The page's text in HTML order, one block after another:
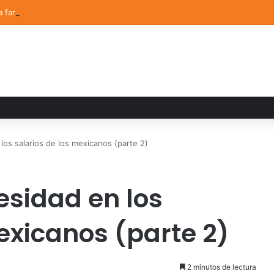
familiar marca el cierre del Curso de Verano de Escuelas Aztecas
salarios de los mexicanos (parte 2)
en los
(parte 2)
2 minutos de lectura